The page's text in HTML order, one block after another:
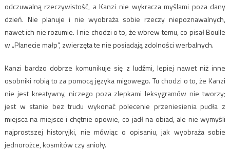
odczuwalną rzeczywistość, a Kanzi nie wykracza myślami poza dany
dzień. Nie planuje i nie wyobraża sobie rzeczy niepoznawalnych,
nawet ich nie rozumie. I nie chodzi o to, że wbrew temu, co pisał Boulle
w „Planecie małp”, zwierzęta te nie posiadają zdolności werbalnych.
Kanzi bardzo dobrze komunikuje się z ludźmi, lepiej nawet niż inne
osobniki robią to za pomocą języka migowego. Tu chodzi o to, że Kanzi
nie jest kreatywny, niczego poza zlepkami leksygramów nie tworzy;
jest w stanie bez trudu wykonać polecenie przeniesienia pudła z
miejsca na miejsce i chętnie opowie, co jadł na obiad, ale nie wymyśli
najprostszej historyjki, nie mówiąc o opisaniu, jak wyobraża sobie
jednorożce, kosmitów czy anioły.